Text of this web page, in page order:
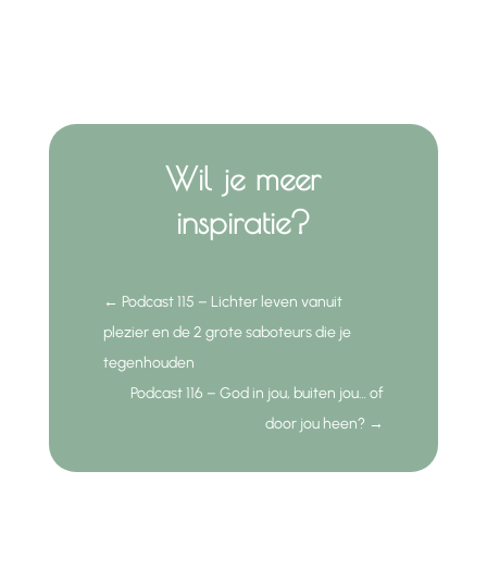
Wil je meer
inspiratie?
← Podcast 115 – Lichter leven vanuit
plezier en de 2 grote saboteurs die je
tegenhouden
Podcast 116 – God in jou, buiten jou… of
door jou heen? →